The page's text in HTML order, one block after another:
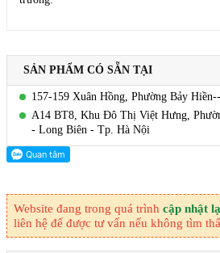
SẢN PHẨM CÓ SẴN TẠI
157-159 Xuân Hồng, Phường Bảy
A14 BT8, Khu Đô Thị Việt Hưng,
- Long Biên - Tp. Hà Nội
Website đang trong quá trình cập nhật
liên hệ để được tư vấn nếu không tìm